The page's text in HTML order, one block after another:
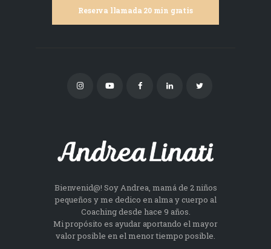
Reserva llamada 20 min gratis
Bienvenid@! Soy Andrea, mamá de 2 niños
pequeños y me dedico en alma y cuerpo al
Coaching desde hace 9 años.
Mi propósito es ayudar aportando el mayor
valor posible en el menor tiempo posible.